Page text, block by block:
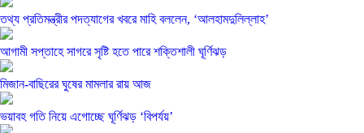
তথ্য প্রতিমন্ত্রীর পদত্যাগের খবরে মাহি বললেন, ‘আলহামদুলিল্লাহ’
আগামী সপ্তাহে সাগরে সৃষ্টি হতে পারে শক্তিশালী ঘূর্ণিঝড়
মিজান-বাছিরের ঘুষের মামলার রায় আজ
ভয়াবহ গতি নিয়ে এগোচ্ছে ঘূর্ণিঝড় ‘বিপর্যয়’